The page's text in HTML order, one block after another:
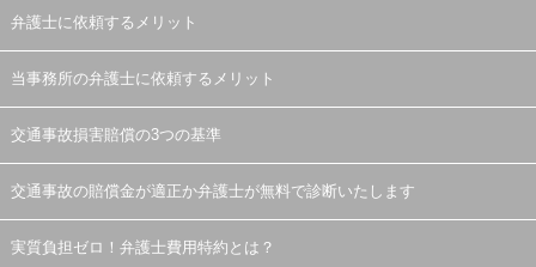
弁護士に依頼するメリット
当事務所の弁護士に依頼するメリット
交通事故損害賠償の3つの基準
交通事故の賠償金が適正か弁護士が無料で診断いたします
実質負担ゼロ！弁護士費用特約とは？